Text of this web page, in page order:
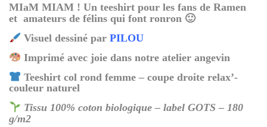
MIaM MIAM ! Un teeshirt pour les fans de Ramen
et amateurs de félins qui font ronron 🙂
Visuel dessiné par PILOU
Imprimé avec joie dans notre atelier angevin
Teeshirt col rond femme – coupe droite relax’-
couleur naturel
Tissu 100% coton biologique – label GOTS – 180
g/m2